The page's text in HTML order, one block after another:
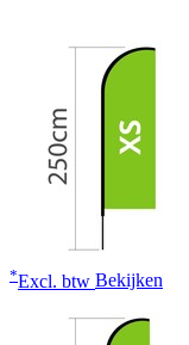
*Excl. btw Bekijken